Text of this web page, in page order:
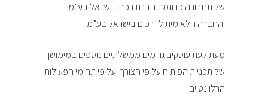
של תחבורה כדוגמת חברת רכבת ישראל בע”מ
והחברה הלאומית לדרכים בישראל בע”מ.
מעת לעת עוסקים גורמים ממשלתיים נוספים במימושן
של תכניות הפיתוח על פי הצורך ועל פי תחומי הפעילות
הרלוונטיים.